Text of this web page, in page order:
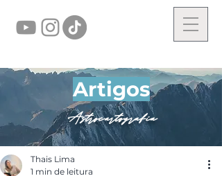
Artigos
Astrocartografia
Thais Lima
1 min de leitura